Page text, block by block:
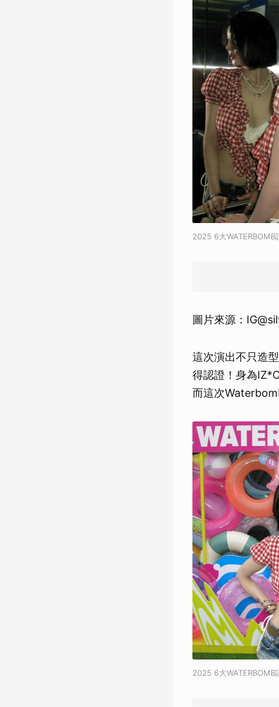
2025 6大WATERBOMB
圖片來源：
這次演出不只造
得認證！身為
而這次
2025 6大WATERBOMB